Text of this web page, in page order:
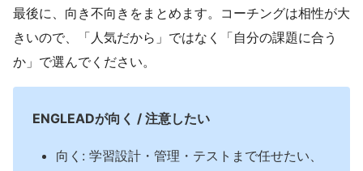
最後に、向き不向きをまとめます。コーチングは相性が大
きいので、「人気だから」ではなく「自分の課題に合う
か」で選んでください。
ENGLEADが向く / 注意したい
向く: 学習設計・管理・テストまで任せたい、